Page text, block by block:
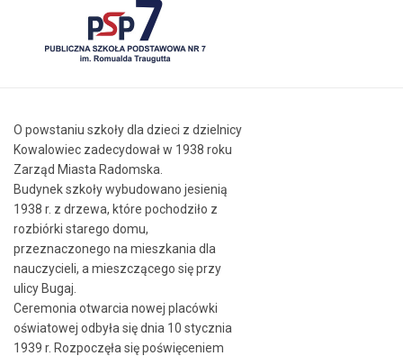
O powstaniu szkoły dla dzieci z dzielnicy
Kowalowiec zadecydował w 1938 roku
Zarząd Miasta Radomska.
Budynek szkoły wybudowano jesienią
1938 r. z drzewa, które pochodziło z
rozbiórki starego domu,
przeznaczonego na mieszkania dla
nauczycieli, a mieszczącego się przy
ulicy Bugaj.
Ceremonia otwarcia nowej placówki
oświatowej odbyła się dnia 10 stycznia
1939 r. Rozpoczęła się poświęceniem